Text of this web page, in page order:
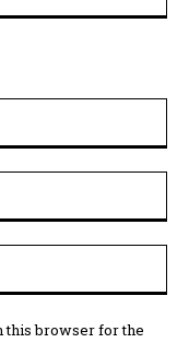
this browser for the